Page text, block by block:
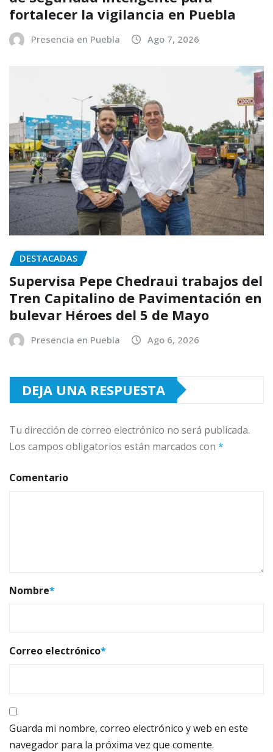
fortalecer la vigilancia en Puebla
Presencia en Puebla Ago 7, 2026
DESTACADAS
Supervisa Pepe Chedraui trabajos del
Tren Capitalino de Pavimentación en
bulevar Héroes del 5 de Mayo
Presencia en Puebla Ago 6, 2026
DEJA UNA RESPUESTA
Tu dirección de correo electrónico no será publicada.
Los campos obligatorios están marcados con *
Comentario
Nombre*
Correo electrónico*
Guarda mi nombre, correo electrónico y web en este
navegador para la próxima vez que comente.